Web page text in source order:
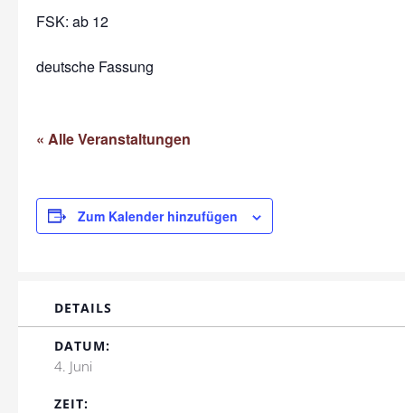
FSK: ab 12
deutsche Fassung
« Alle Veranstaltungen
Zum Kalender hinzufügen
DETAILS
DATUM:
4. Juni
ZEIT: